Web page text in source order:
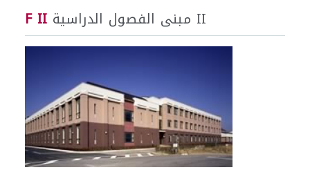
F II مبنى الفصول الدراسية II